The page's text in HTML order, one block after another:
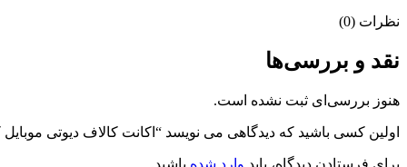
نظرات (0)
نقد و بررسی‌ها
هنوز بررسی‌ای ثبت نشده است.
اولین کسی باشید که دیدگاهی می نویسد “اکانت کالاف دیوتی موبایل کد
برای فرستادن دیدگاه، باید وارد شده باشید.